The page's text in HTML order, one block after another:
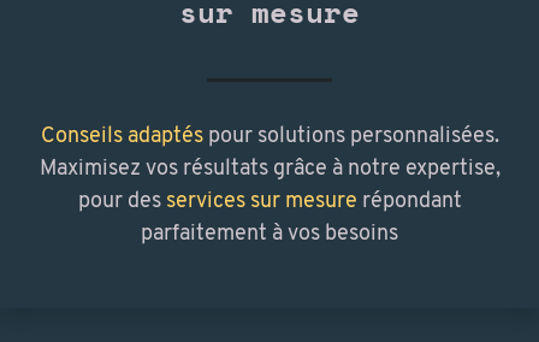
sur mesure
Conseils adaptés pour solutions personnalisées.
Maximisez vos résultats grâce à notre expertise,
pour des services sur mesure répondant
parfaitement à vos besoins